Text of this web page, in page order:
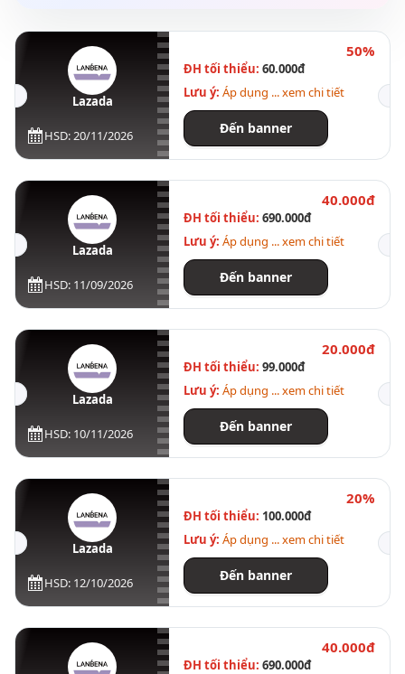
Lazada
HSD: 20/11/2026
50%
ĐH tối thiểu: 60.000đ
Lưu ý: Áp dụng ... xem chi tiết
Đến banner
Lazada
HSD: 11/09/2026
40.000đ
ĐH tối thiểu: 690.000đ
Lưu ý: Áp dụng ... xem chi tiết
Đến banner
Lazada
HSD: 10/11/2026
20.000đ
ĐH tối thiểu: 99.000đ
Lưu ý: Áp dụng ... xem chi tiết
Đến banner
Lazada
HSD: 12/10/2026
20%
ĐH tối thiểu: 100.000đ
Lưu ý: Áp dụng ... xem chi tiết
Đến banner
40.000đ
ĐH tối thiểu: 690.000đ